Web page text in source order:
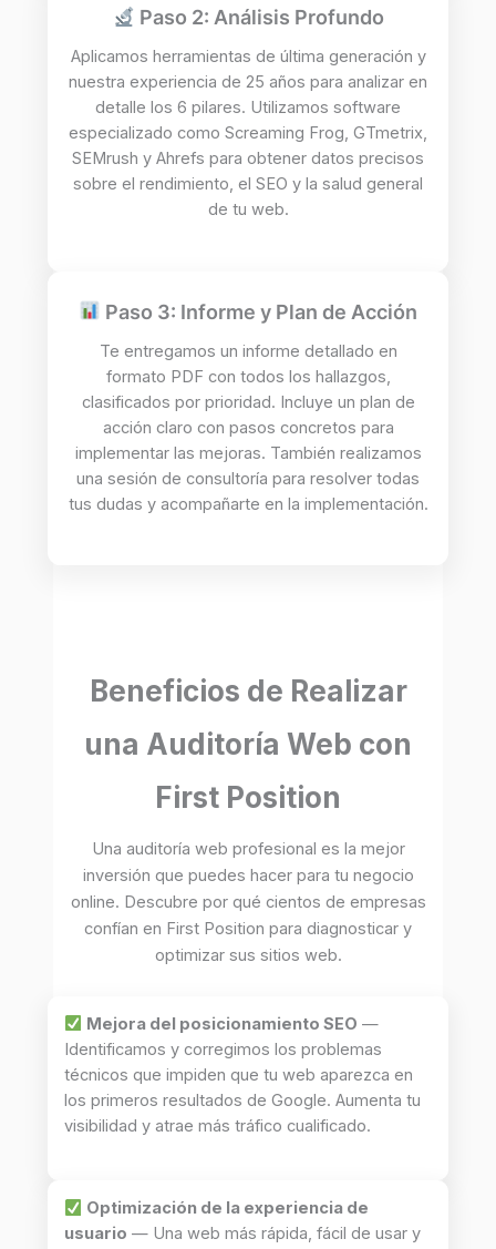
Paso 2: Análisis Profundo
Aplicamos herramientas de última generación y
nuestra experiencia de 25 años para analizar en
detalle los 6 pilares. Utilizamos software
especializado como Screaming Frog, GTmetrix,
SEMrush y Ahrefs para obtener datos precisos
sobre el rendimiento, el SEO y la salud general
de tu web.
Paso 3: Informe y Plan de Acción
Te entregamos un informe detallado en
formato PDF con todos los hallazgos,
clasificados por prioridad. Incluye un plan de
acción claro con pasos concretos para
implementar las mejoras. También realizamos
una sesión de consultoría para resolver todas
tus dudas y acompañarte en la implementación.
Beneficios de Realizar
una Auditoría Web con
First Position
Una auditoría web profesional es la mejor
inversión que puedes hacer para tu negocio
online. Descubre por qué cientos de empresas
confían en First Position para diagnosticar y
optimizar sus sitios web.
Mejora del posicionamiento SEO —
Identificamos y corregimos los problemas
técnicos que impiden que tu web aparezca en
los primeros resultados de Google. Aumenta tu
visibilidad y atrae más tráfico cualificado.
Optimización de la experiencia de
usuario — Una web más rápida, fácil de usar y